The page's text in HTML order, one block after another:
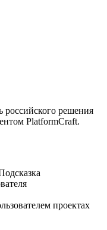
российского решения
PlatformСraft.
проектах